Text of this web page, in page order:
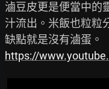
滷豆皮更是便當中的
汁流出。米飯也粒粒
https://